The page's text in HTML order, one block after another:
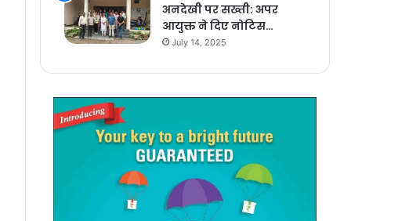
अनदेखी पर सख्ती: अपर
आयुक्त ने दिए नोटिस…
July 14, 2025